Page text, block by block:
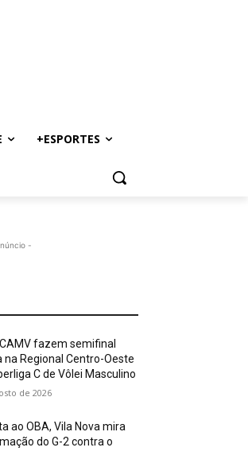
+ESPORTES
-
fazem semifinal
na Regional Centro-Oeste
C de Vôlei Masculino
de 2026
ao OBA, Vila Nova mira
do G-2 contra o